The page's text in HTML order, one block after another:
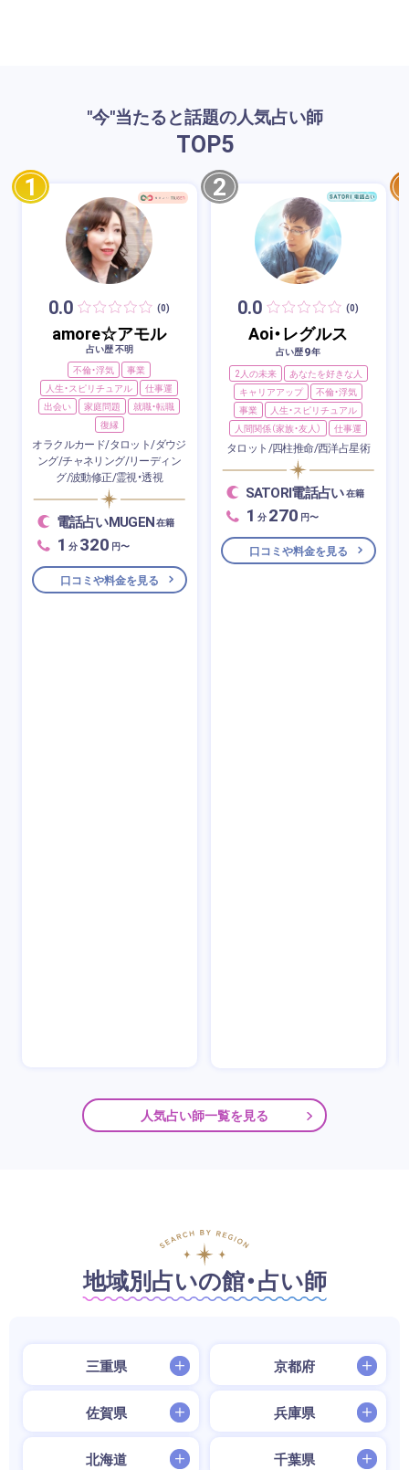
"今"当たると話題の人気占い師
TOP5
1
0.0 (0)
amore☆アモル
占い歴 不明
不倫・浮気
事業
人生・スピリチュアル
仕事運
出会い
家庭問題
就職・転職
復縁
オラクルカード/タロット/ダウジ
ング/チャネリング/リーディン
グ/波動修正/霊視・透視
電話占いMUGEN在籍
1 分 320 円〜
口コミや料金を見る
2
0.0 (0)
Aoi・レグルス
占い歴9年
2人の未来
あなたを好きな人
キャリアアップ
不倫・浮気
事業
人生・スピリチュアル
人間関係（家族・友人）
仕事運
タロット/四柱推命/西洋占星術
SATORI電話占い在籍
1 分 270 円〜
口コミや料金を見る
人気占い師一覧を見る
地域別占いの館・占い師
三重県 京都府
佐賀県 兵庫県
北海道 千葉県